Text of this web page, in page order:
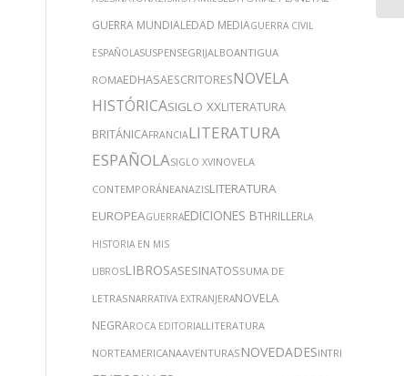
GUERRA MUNDIALEDAD MEDIAGUERRA CIVIL
ESPAÑOLASUSPENSEGRIJALBOANTIGUA
ROMAEDHASAESCRITORESNOVELA
HISTÓRICASIGLO XXLITERATURA
BRITÁNICAFRANCIALITERATURA
ESPAÑOLASIGLO XVINOVELA
CONTEMPORÁNEANAZISLITERATURA
EUROPEAGUERRAEDICIONES BTHRILLERLA
HISTORIA EN MIS
LIBROSLIBROSASESINATOSSUMA DE
LETRASNARRATIVA EXTRANJERANOVELA
NEGRAROCA EDITORIALLITERATURA
NORTEAMERICANAAVENTURAS NOVEDADESINTRIGA